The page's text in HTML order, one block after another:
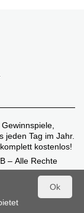
jeden Tag im Jahr.
kostenlos!
– Alle Rechte
Ok